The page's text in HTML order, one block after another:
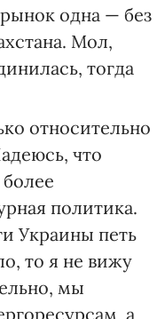
одна — без
Мол,
тогда
относительно
что
политика.
Украины петь
то я не вижу
мы
а